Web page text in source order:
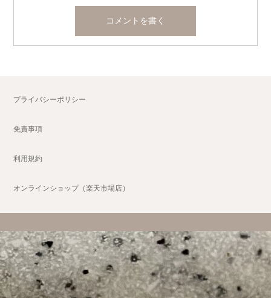
プライバシーポリシー
免責事項
利用規約
オンラインショップ（楽天市場店）